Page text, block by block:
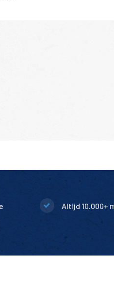
Altijd 10.000+